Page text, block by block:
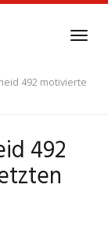
492 motivierte
492